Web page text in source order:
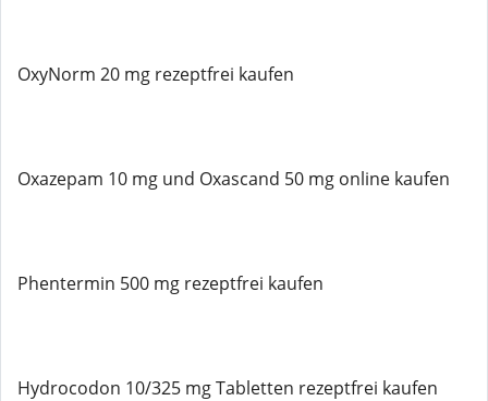
OxyNorm 20 mg rezeptfrei kaufen
Oxazepam 10 mg und Oxascand 50 mg online kaufen
Phentermin 500 mg rezeptfrei kaufen
Hydrocodon 10/325 mg Tabletten rezeptfrei kaufen